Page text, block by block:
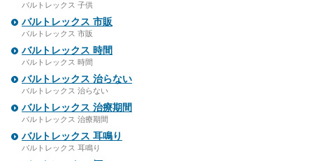
バルトレックス 子供
バルトレックス 市販
バルトレックス 市販
バルトレックス 時間
バルトレックス 時間
バルトレックス 治らない
バルトレックス 治らない
バルトレックス 治療期間
バルトレックス 治療期間
バルトレックス 耳鳴り
バルトレックス 耳鳴り